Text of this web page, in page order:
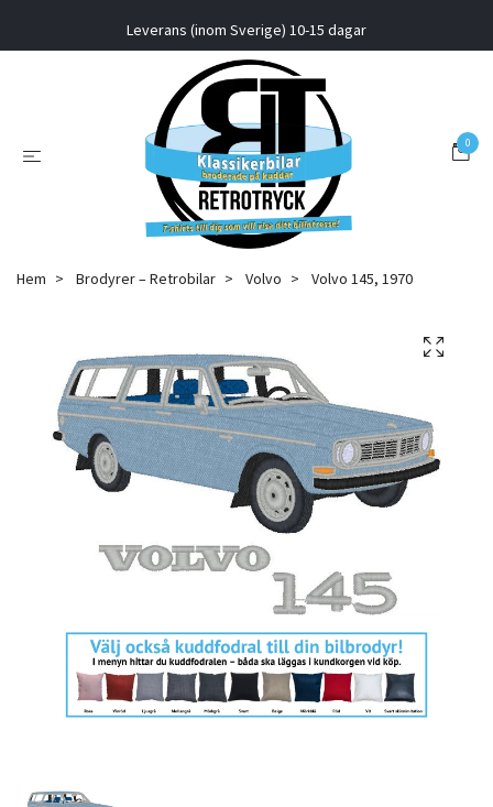
Leverans (inom Sverige) 10-15 dagar
0
Hem Brodyrer – Retrobilar Volvo Volvo 145, 1970